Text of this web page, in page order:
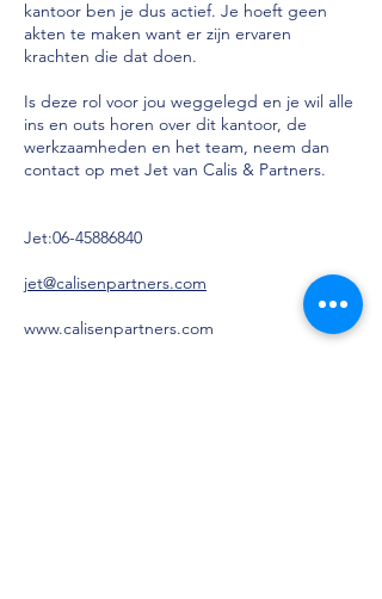
kantoor ben je dus actief. Je hoeft geen
akten te maken want er zijn ervaren
krachten die dat doen.
Is deze rol voor jou weggelegd en je wil alle
ins en outs horen over dit kantoor, de
werkzaamheden en het team, neem dan
contact op met Jet van Calis & Partners.
Jet:06-45886840
jet@calisenpartners.com
www.calisenpartners.com